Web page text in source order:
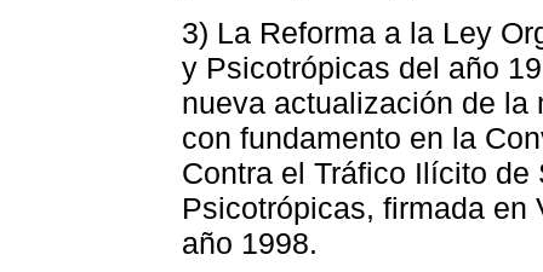
3) La Reforma a la Ley
y Psicotrópicas del año
nueva actualización de la
con fundamento en la
Contra el Tráfico Ilícito
Psicotrópicas, firmada en
año 1998.